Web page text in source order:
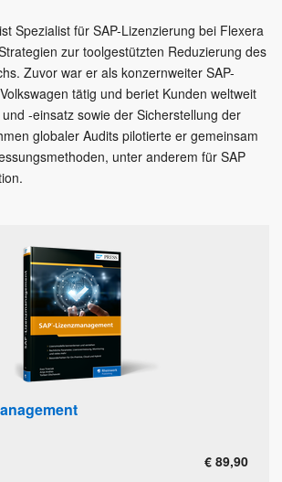
Spezialist für SAP-Lizenzierung bei Flexera
zur toolgestützten Reduzierung des
Zuvor war er als konzernweiter SAP-
tätig und beriet Kunden weltweit
-einsatz sowie der Sicherstellung der
globaler Audits pilotierte er gemeinsam
unter anderem für SAP
€ 89,90